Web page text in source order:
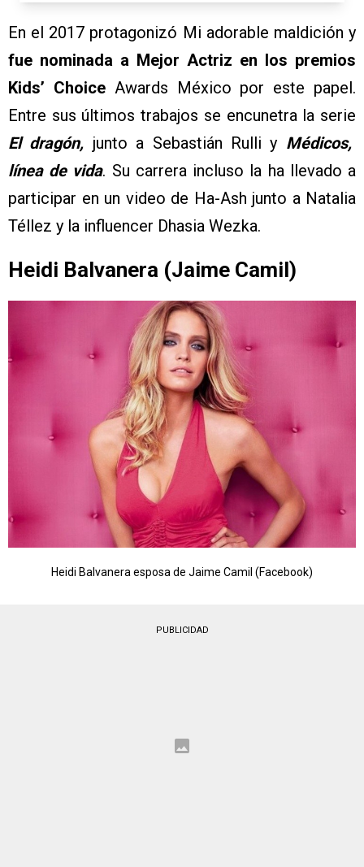
En el 2017 protagonizó Mi adorable maldición y
fue nominada a Mejor Actriz en los premios
Kids’ ChoiceAwards México por este papel.
Entre sus últimos trabajos se encunetra la serie
El dragón, junto a Sebastián Rulli y Médicos,
línea de vida. Su carrera incluso la ha llevado a
participar en un video de Ha-Ash junto a Natalia
Téllez y la influencer Dhasia Wezka.
Heidi Balvanera (Jaime Camil)
Heidi Balvanera esposa de Jaime Camil (Facebook)
PUBLICIDAD